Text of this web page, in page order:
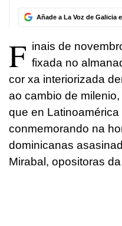
Añade a La Voz de Galicia
F inais de
fixada no
cor xa interiorizada
ao cambio de
que en Latinoamérica
conmemorando na
dominicanas
Mirabal, opositoras